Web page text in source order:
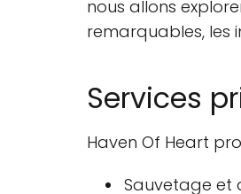
nous allons
remarquables, les
Services
Haven Of Heart
Sauvetage et